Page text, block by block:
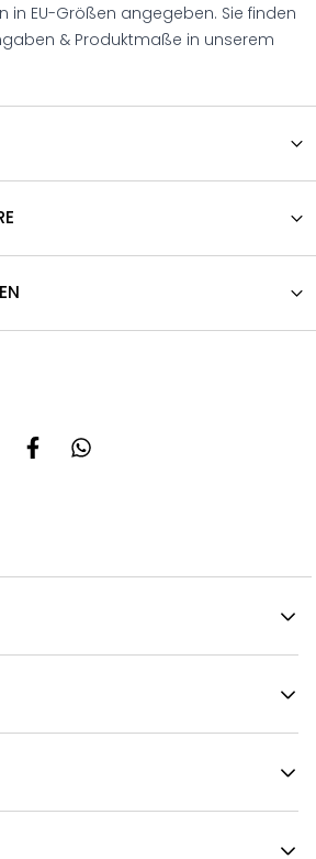
in EU-Größen angegeben. Sie finden
& Produktmaße in unserem